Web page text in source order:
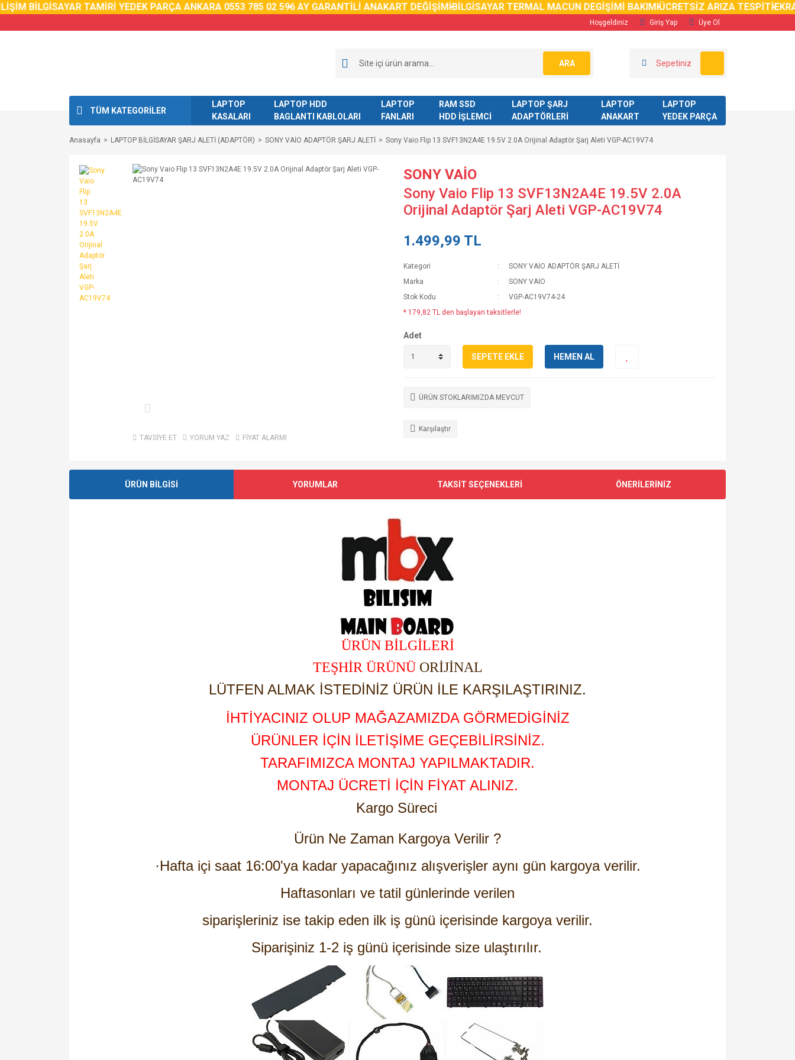
BİLGİSAYAR TAMİRİ YEDEK PARÇA ANKARA 0553 785 02 596 AY GARANTİLİ ANAKART DEĞİŞİMİBİLGİSAYAR TERMAL MACUN DEGİŞİMİ BAKIMIÜCRETSİZ ARIZA TESPİTİEKRAN
Hoşgeldiniz Giriş Yap Üye Ol
ARA Sepetiniz
TÜM KATEGORİLER
LAPTOP
KASALARI
LAPTOP HDD
BAGLANTI KABLOLARI
LAPTOP
FANLARI
RAM SSD
HDD İŞLEMCİ
LAPTOP ŞARJ
ADAPTÖRLERİ
LAPTOP
ANAKART
LAPTOP
YEDEK PARÇA
Anasayfa LAPTOP BİLGİSAYAR ŞARJ ALETİ (ADAPTÖR) SONY VAİO ADAPTÖR ŞARJ ALETİ Sony Vaio Flip 13 SVF13N2A4E 19.5V 2.0A Orijinal Adaptör Şarj Aleti VGP-AC19V74
TAVSİYE ET YORUM YAZ FİYAT ALARMI
SONY VAİO
Sony Vaio Flip 13 SVF13N2A4E 19.5V 2.0A
Orijinal Adaptör Şarj Aleti VGP-AC19V74
1.499,99 TL
Kategori
SONY VAİO ADAPTÖR ŞARJ ALETİ
Marka
SONY VAİO
Stok Kodu
VGP-AC19V74-24
* 179,82 TL den başlayan taksitlerle!
Adet
SEPETE EKLE HEMEN AL
ÜRÜN STOKLARIMIZDA MEVCUT
Karşılaştır
ÜRÜN BİLGİSİ YORUMLAR TAKSİT SEÇENEKLERİ ÖNERİLERİNİZ
ÜRÜN BİLGİLERİ
TEŞHİR ÜRÜNÜ ORİJİNAL
LÜTFEN ALMAK İSTEDİNİZ ÜRÜN İLE KARŞILAŞTIRINIZ.
İHTİYACINIZ OLUP MAĞAZAMIZDA GÖRMEDİGİNİZ
ÜRÜNLER İÇİN İLETİŞİME GEÇEBİLİRSİNİZ.
TARAFIMIZCA MONTAJ YAPILMAKTADIR.
MONTAJ ÜCRETİ İÇİN FİYAT ALINIZ.
Kargo Süreci
Ürün Ne Zaman Kargoya Verilir ?
·Hafta içi saat 16:00'ya kadar yapacağınız alışverişler aynı gün kargoya verilir.
Haftasonları ve tatil günlerinde verilen
siparişleriniz ise takip eden ilk iş günü içerisinde kargoya verilir.
Siparişiniz 1-2 iş günü içerisinde size ulaştırılır.